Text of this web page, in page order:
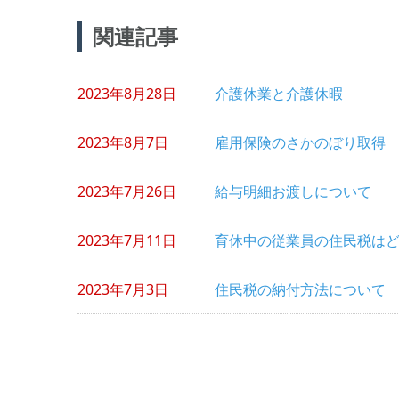
投
稿
ビ
ゲ
ー
シ
ョ
ン
関連記事
2023年8月28日 介護休業と介護休暇
2023年8月7日 雇用保険のさかのぼり取得
2023年7月26日 給与明細お渡しについて
2023年7月11日 育休中の従業員の住民税は
2023年7月3日 住民税の納付方法について